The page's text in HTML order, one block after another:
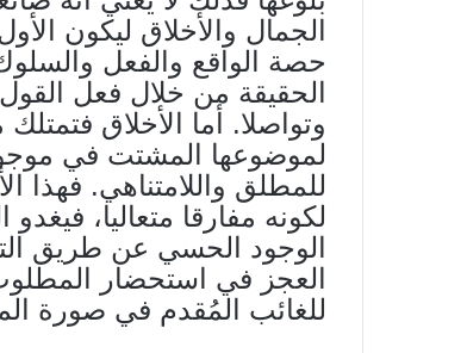
الجمال والأخلاق ليكون
حصة الواقع والفعل
الحقيقة من خلال فعل
وتواصلا. أما الأخلاق
لموضوعها المشتت في
للمطلق واللامتناهي. فهذا
لكونه مفارقا متعاليا،
الوجود الحسي عن طريق
العجز في استحضار
للغائب المُقدم في صورة